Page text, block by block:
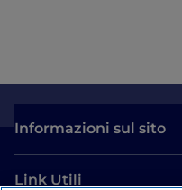
Informazioni sul sito
Link Utili